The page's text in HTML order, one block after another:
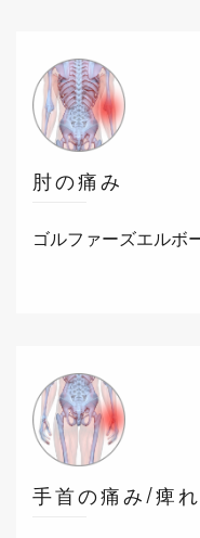
肘の痛み
ゴルファーズエルボ
手首の痛み/痺れ